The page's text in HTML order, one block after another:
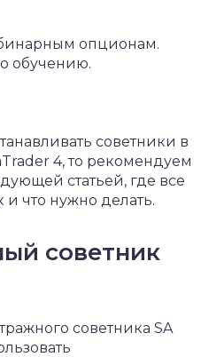
опционам.
обучению.
советники в
4, то рекомендуем
статьей, где все
что нужно делать.
советник
советника SA